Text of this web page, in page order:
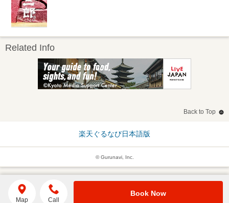
Related Info
Back to Top
楽天ぐるなび日本語版
© Gurunavi, Inc.
Map Call
Book Now